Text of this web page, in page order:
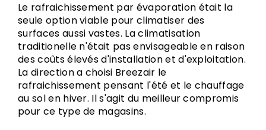
Le rafraichissement par évaporation était la
seule option viable pour climatiser des
surfaces aussi vastes. La climatisation
traditionelle n'était pas envisageable en raison
des coûts élevés d'installation et d'exploitation.
La direction a choisi Breezair le
rafraichissement pensant l'été et le chauffage
au sol en hiver. Il s'agit du meilleur compromis
pour ce type de magasins.